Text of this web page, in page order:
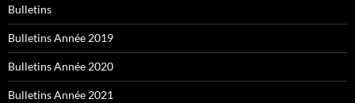
Bulletins
Bulletins Année 2019
Bulletins Année 2020
Bulletins Année 2021